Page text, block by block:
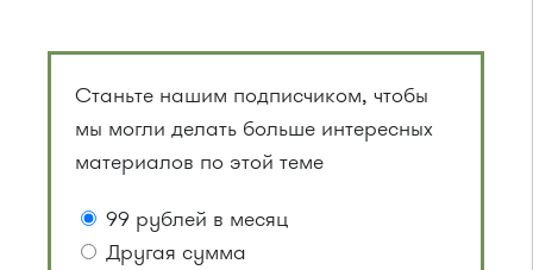
Станьте нашим подписчиком, чтобы
мы могли делать больше интересных
материалов по этой теме
99 рублей в месяц
Другая сумма